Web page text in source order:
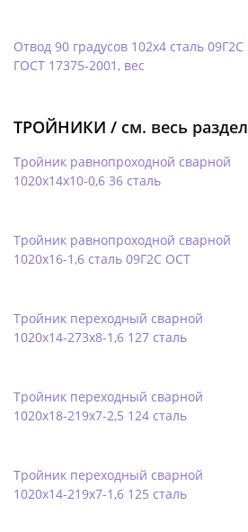
Отвод 90 градусов 102х4 сталь 09Г2С
ГОСТ 17375-2001, вес
ТРОЙНИКИ / см. весь раздел
Тройник равнопроходной сварной
1020х14х10-0,6 36 сталь
Тройник равнопроходной сварной
1020х16-1,6 сталь 09Г2С ОСТ
Тройник переходный сварной
1020х14-273х8-1,6 127 сталь
Тройник переходный сварной
1020х18-219х7-2,5 124 сталь
Тройник переходный сварной
1020х14-219х7-1,6 125 сталь